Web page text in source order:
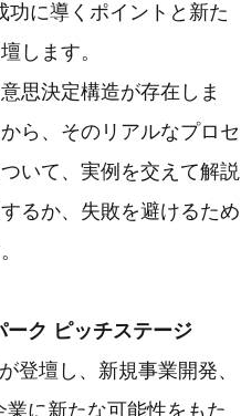
に導くポイントと新た
します。
思決定構造が存在しま
ら、そのリアルなプロセ
いて、実例を交えて解説
るか、失敗を避けるため
ーク ピッチステージ
登壇し、新規事業開発、
に新たな可能性をもた